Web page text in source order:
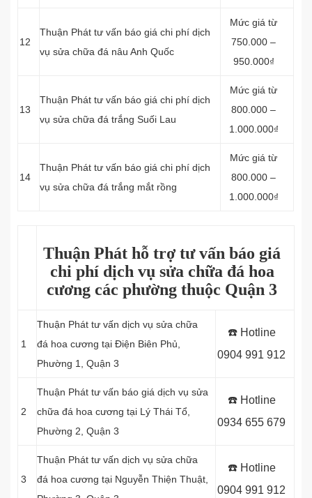
12
Thuận Phát tư vấn báo giá chi phí dịch
vụ sửa chữa đá nâu Anh Quốc
Mức giá từ
750.000 –
950.000₫
13
Thuận Phát tư vấn báo giá chi phí dịch
vụ sửa chữa đá trắng Suối Lau
Mức giá từ
800.000 –
1.000.000₫
14
Thuận Phát tư vấn báo giá chi phí dịch
vụ sửa chữa đá trắng mắt rồng
Mức giá từ
800.000 –
1.000.000₫
Thuận Phát hỗ trợ tư vấn báo giá
chi phí dịch vụ sửa chữa đá hoa
cương các phường thuộc Quận 3
1
Thuận Phát tư vấn dịch vụ sửa chữa
đá hoa cương tại Điện Biên Phủ,
Phường 1, Quận 3
☎️ Hotline
0904 991 912
2
Thuận Phát tư vấn báo giá dịch vụ sửa
chữa đá hoa cương tại Lý Thái Tổ,
Phường 2, Quận 3
☎️ Hotline
0934 655 679
3
Thuận Phát tư vấn dịch vụ sửa chữa
đá hoa cương tại Nguyễn Thiện Thuật,
☎️ Hotline
0904 991 912